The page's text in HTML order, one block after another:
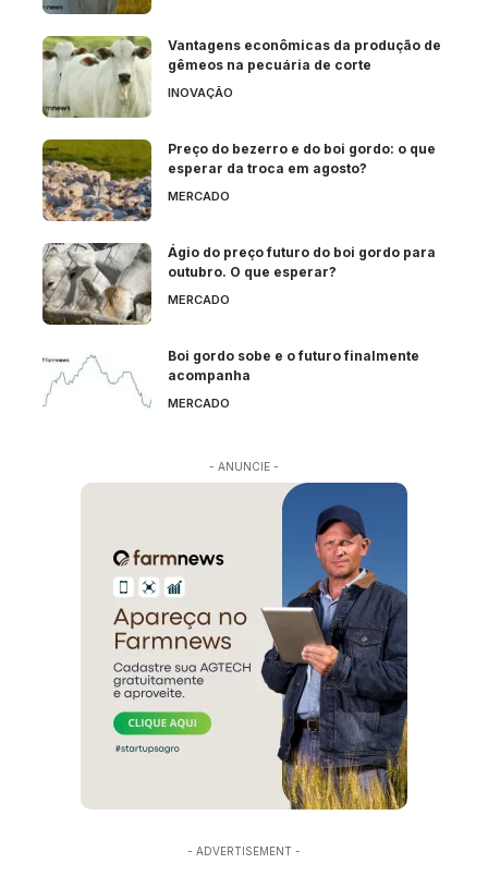
Vantagens econômicas da produção de
gêmeos na pecuária de corte
INOVAÇÃO
Preço do bezerro e do boi gordo: o que
esperar da troca em agosto?
MERCADO
Ágio do preço futuro do boi gordo para
outubro. O que esperar?
MERCADO
Boi gordo sobe e o futuro finalmente
acompanha
MERCADO
- ANUNCIE -
- ADVERTISEMENT -